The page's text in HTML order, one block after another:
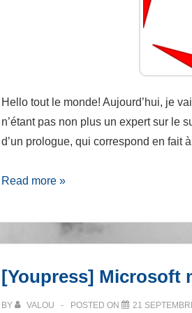
Hello tout le monde! Aujourd’hui, je
n’étant pas non plus un expert sur le
d’un prologue, qui correspond en fait
Les
sur
malwares
Read more »
[Youpress] Microsoft
BY VALOU POSTED ON 21